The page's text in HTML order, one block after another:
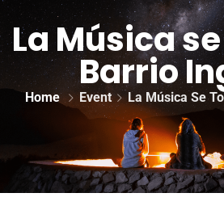
La Música
Barrio
Home Event La Música Se